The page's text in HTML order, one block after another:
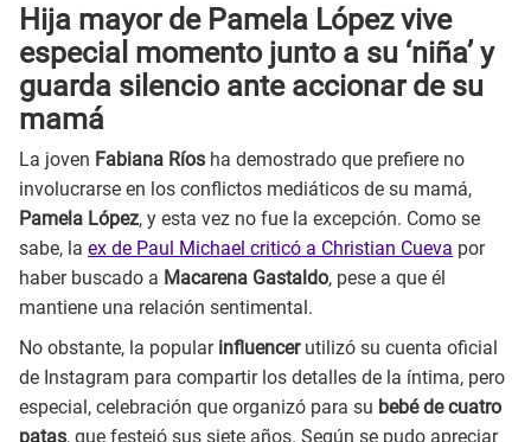
Hija mayor de Pamela López vive
especial momento junto a su ‘niña’ y
guarda silencio ante accionar de su
mamá
La joven Fabiana Ríos ha demostrado que prefiere no
involucrarse en los conflictos mediáticos de su mamá,
Pamela López, y esta vez no fue la excepción. Como se
sabe, la ex de Paul Michael criticó a Christian Cueva por
haber buscado a Macarena Gastaldo, pese a que él
mantiene una relación sentimental.
No obstante, la popular influencerutilizó su cuenta oficial
de Instagram para compartir los detalles de la íntima, pero
especial, celebración que organizó para su bebé de cuatro
patas, que festejó sus siete años. Según se pudo apreciar